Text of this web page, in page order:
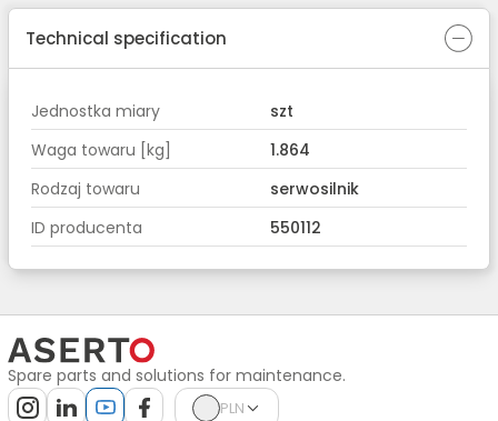
Technical specification
Jednostka miary
szt
Waga towaru [kg]
1.864
Rodzaj towaru
serwosilnik
ID producenta
550112
Spare parts and solutions for maintenance.
PLN